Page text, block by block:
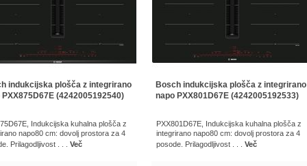
indukcijska plošča z integrirano
PXX875D67E (4242005192540)
Indukcijska kuhalna plošča z
napo80 cm: dovolj prostora za 4
Prilagodljivost . . . Več
Bosch indukcijska plošča z integrirano
napo PXX801D67E (4242005192533)
PXX801D67E, Indukcijska kuhalna plošča z
integrirano napo80 cm: dovolj prostora za 4
posode. Prilagodljivost . . . Več